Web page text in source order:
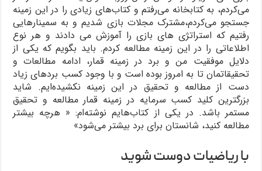
می‌کردم، به کتابخانه می‌رفتم و کتاب‌های زیادی را در این زمینه
جستجو می‌کردم،مشترک مجلات بازی شدیم و به سمینارهایی
رفتیم که استراتژی های بازی را آموزش می دادند و هر نوع
اطلاعاتی را در این زمینه مطالعه کردم. باید بگویم که یکی از
دلایل موفقیت من و برد در زمینه قمار، ادامه مطالعات و
تحقیقاتمان تا به امروز بوده است و با وجود کسب بردهای زیاد
دست از مطالعه و تحقیق در این زمینه نکشیده‌ایم. شاید
بزرگترین کلید کسب سرمایه در زمینه قمار مطالعه و تحقیق
مستمر باشد. در یکی از کتاب‌هایم نوشته‌ام: « هرچه بیشتر
مطالعه کنید، شانستان برای برد بیشتر می‌شود»
با ریاضیات دوست شوید